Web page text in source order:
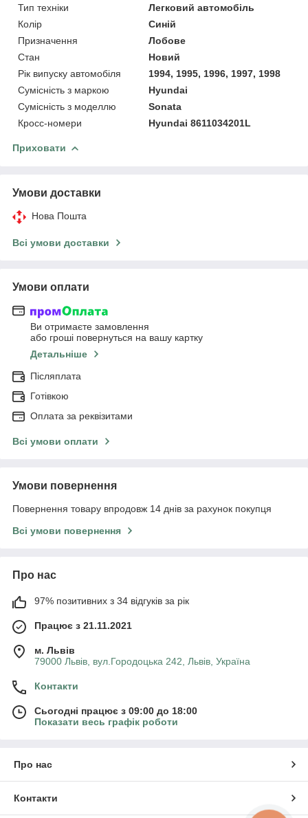
Тип техніки
Легковий автомобіль
Колір
Синій
Призначення
Лобове
Стан
Новий
Рік випуску автомобіля
1994, 1995, 1996, 1997, 1998
Сумісність з маркою
Hyundai
Сумісність з моделлю
Sonata
Кросс-номери
Hyundai 8611034201L
Приховати
Умови доставки
Нова Пошта
Всі умови доставки
Умови оплати
Ви отримаєте замовлення
або гроші повернуться на вашу картку
Детальніше
Післяплата
Готівкою
Оплата за реквізитами
Всі умови оплати
Умови повернення
Повернення товару впродовж 14 днів за рахунок покупця
Всі умови повернення
Про нас
97% позитивних з 34 відгуків за рік
Працює з 21.11.2021
м. Львів
79000 Львів, вул.Городоцька 242, Львів, Україна
Контакти
Сьогодні працює з 09:00 до 18:00
Показати весь графік роботи
Про нас
Контакти